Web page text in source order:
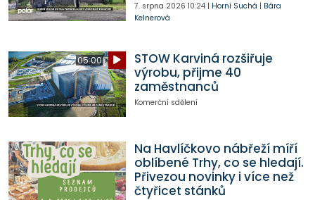
7. srpna 2026 10:24| Horní Suchá | Bára
Kelnerová
05:00
STOW Karviná rozšiřuje
výrobu, přijme 40
zaměstnanců
Komerční sdělení
Na Havlíčkovo nábřeží míří
oblíbené Trhy, co se hledají.
Přivezou novinky i více než
čtyřicet stánků